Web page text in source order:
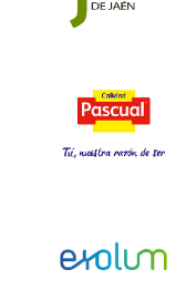
Autoevaluación y
Elaboración
Memoria EFQM
600+
EFQM